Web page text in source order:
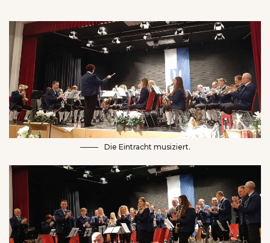
Die Eintracht musiziert.